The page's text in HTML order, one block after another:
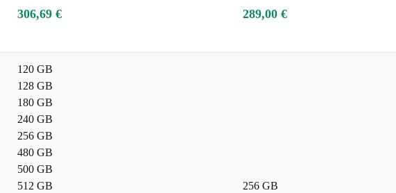
306,69 € 289,00 €
120 GB
128 GB
180 GB
240 GB
256 GB
480 GB
500 GB
512 GB
256 GB